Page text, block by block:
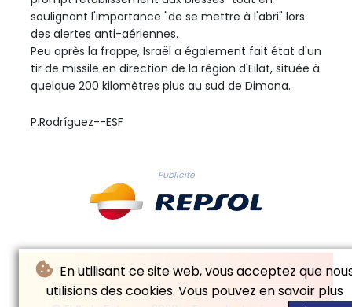
En utilisant ce site web, vous acceptez que
utilisions des cookies. Vous pouvez en savoir plus
soulignant l'importance "de se mettre à l'abri" lors
des alertes anti-aériennes.
Peu après la frappe, Israël a également fait état d'un
tir de missile en direction de la région d'Eilat, située à
quelque 200 kilomètres plus au sud de Dimona.
P.Rodríguez--ESF
Publicité